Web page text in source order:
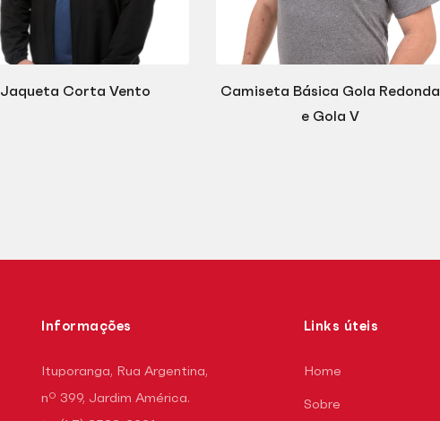
Jaqueta Corta Vento
Camiseta Básica Gola Redonda
e Gola V
Informações
Ituporanga, Rua Argentina,
nº 399, Jardim América.
Links úteis
Home
Sobre